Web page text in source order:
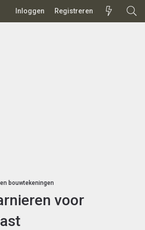
Inloggen Registreren
bouwtekeningen
voor